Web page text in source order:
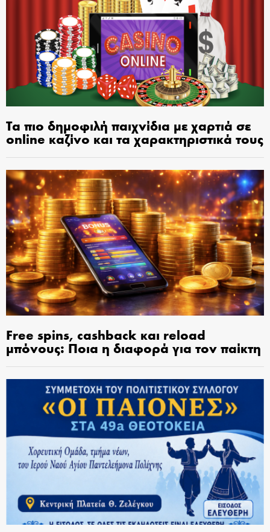
Τα πιο δημοφιλή παιχνίδια με χαρτιά σε
online καζίνο και τα χαρακτηριστικά τους
Free spins, cashback και reload
μπόνους: Ποια η διαφορά για τον παίκτη